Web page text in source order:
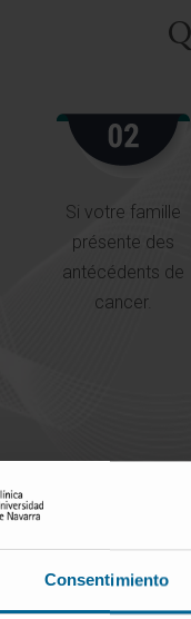
Consentimiento
Si votre famille
présente des
antécédents de
cancer.